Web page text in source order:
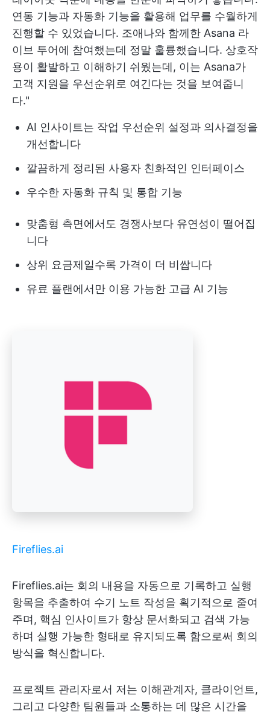
연동 기능과 자동화 기능을 활용해 업무를 수월하게
진행할 수 있었습니다. 조애나와 함께한 Asana 라
이브 투어에 참여했는데 정말 훌륭했습니다. 상호작
용이 활발하고 이해하기 쉬웠는데, 이는 Asana가
고객 지원을 우선순위로 여긴다는 것을 보여줍니
다."
AI 인사이트는 작업 우선순위 설정과 의사결정을
개선합니다
깔끔하게 정리된 사용자 친화적인 인터페이스
우수한 자동화 규칙 및 통합 기능
맞춤형 측면에서도 경쟁사보다 유연성이 떨어집
니다
상위 요금제일수록 가격이 더 비쌉니다
유료 플랜에서만 이용 가능한 고급 AI 기능
Fireflies.ai
Fireflies.ai는 회의 내용을 자동으로 기록하고 실행
항목을 추출하여 수기 노트 작성을 획기적으로 줄여
주며, 핵심 인사이트가 항상 문서화되고 검색 가능
하며 실행 가능한 형태로 유지되도록 함으로써 회의
방식을 혁신합니다.
프로젝트 관리자로서 저는 이해관계자, 클라이언트,
그리고 다양한 팀원들과 소통하는 데 많은 시간을